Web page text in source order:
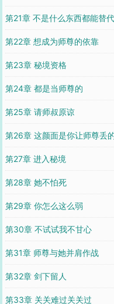
第21章 不是什么东西都能替代
第22章 想成为师尊的依靠
第23章 秘境资格
第24章 都是当师尊的
第25章 请师叔原谅
第26章 这颜面是你让师尊丢
第27章 进入秘境
第28章 她不怕死
第29章 你怎么这么弱
第30章 不试试我不甘心
第31章 师尊与她并肩作战
第32章 剑下留人
第33章 关关难过关关过